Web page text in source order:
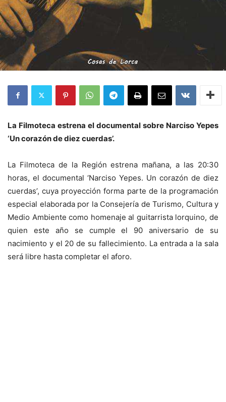
La Filmoteca estrena el documental sobre Narciso Yepes
‘Un corazón de diez cuerdas’.
La Filmoteca de la Región estrena mañana, a las 20:30
horas, el documental ‘Narciso Yepes. Un corazón de diez
cuerdas’, cuya proyección forma parte de la programación
especial elaborada por la Consejería de Turismo, Cultura y
Medio Ambiente como homenaje al guitarrista lorquino, de
quien este año se cumple el 90 aniversario de su
nacimiento y el 20 de su fallecimiento. La entrada a la sala
será libre hasta completar el aforo.